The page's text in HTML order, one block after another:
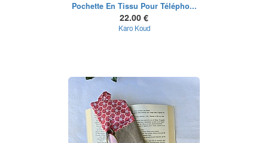
Pochette En Tissu Pour Télépho...
22.00 €
Karo Koud